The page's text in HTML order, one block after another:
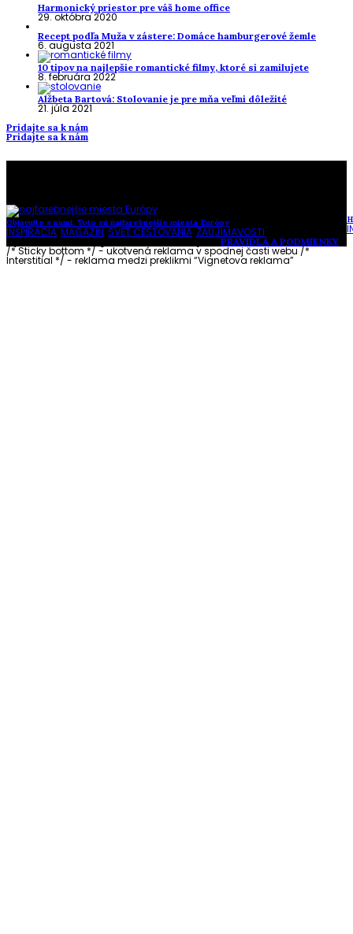
Harmonický priestor pre váš home office
29. októbra 2020
Recept podľa Muža v zástere: Domáce hamburgerové žemle
6. augusta 2021
10 tipov na najlepšie romantické filmy, ktoré si zamilujete
8. februára 2022
Alžbeta Bartová: Stolovanie je pre mňa veľmi dôležité
21. júla 2021
Pridajte sa k nám
Pridajte sa k nám
Objavujte s nami: Toto sú najfarebnejšie miesta Európy
INŠPIRÁCIA MAGAZÍN SVET CESTOVANIA ZAUJÍMAVOSTI
PRAVIDLÁ A PODMIENKY
/* Sticky bottom */ - ukotvená reklama v spodnej časti webu/*
Interstitial */ - reklama medzi preklikmi “Vignetova reklama”